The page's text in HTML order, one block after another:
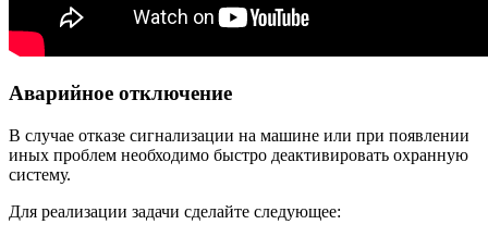
Аварийное отключение
В случае отказе сигнализации на машине или при появлении
иных проблем необходимо быстро деактивировать охранную
систему.
Для реализации задачи сделайте следующее: